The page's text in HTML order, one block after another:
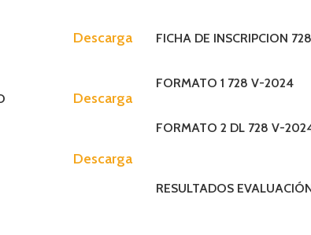
MOF (Manual de Organizacion y
CAP (Cuadro de Asignacion
Descarga
Descarga
Descarga
FICHA DE INSCRIPCION
FORMATO 1 728 V-2024
FORMATO 2 DL 728 V-
RESULTADOS